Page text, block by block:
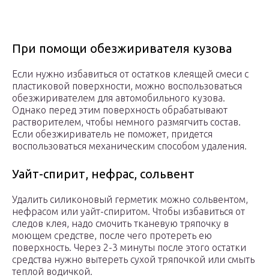
При помощи обезжиривателя кузова
Если нужно избавиться от остатков клеящей смеси с
пластиковой поверхности, можно воспользоваться
обезжиривателем для автомобильного кузова.
Однако перед этим поверхность обрабатывают
растворителем, чтобы немного размягчить состав.
Если обезжириватель не поможет, придется
воспользоваться механическим способом удаления.
Уайт-спирит, нефрас, сольвент
Удалить силиконовый герметик можно сольвентом,
нефрасом или уайт-спиритом. Чтобы избавиться от
следов клея, надо смочить тканевую тряпочку в
моющем средстве, после чего протереть ею
поверхность. Через 2-3 минуты после этого остатки
средства нужно вытереть сухой тряпочкой или смыть
теплой водичкой.